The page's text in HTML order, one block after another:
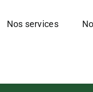
Nos services